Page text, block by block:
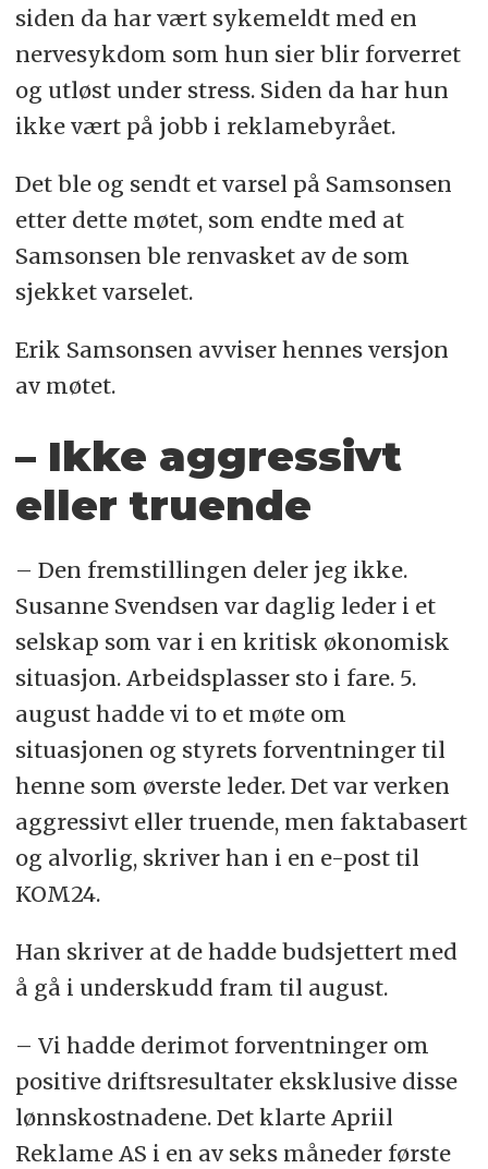
siden da har vært sykemeldt med en
nervesykdom som hun sier blir forverret
og utløst under stress. Siden da har hun
ikke vært på jobb i reklamebyrået.
Det ble og sendt et varsel på Samsonsen
etter dette møtet, som endte med at
Samsonsen ble renvasket av de som
sjekket varselet.
Erik Samsonsen avviser hennes versjon
av møtet.
– Ikke aggressivt
eller truende
– Den fremstillingen deler jeg ikke.
Susanne Svendsen var daglig leder i et
selskap som var i en kritisk økonomisk
situasjon. Arbeidsplasser sto i fare. 5.
august hadde vi to et møte om
situasjonen og styrets forventninger til
henne som øverste leder. Det var verken
aggressivt eller truende, men faktabasert
og alvorlig, skriver han i en e-post til
KOM24.
Han skriver at de hadde budsjettert med
å gå i underskudd fram til august.
– Vi hadde derimot forventninger om
positive driftsresultater eksklusive disse
lønnskostnadene. Det klarte Apriil
Reklame AS i en av seks måneder første